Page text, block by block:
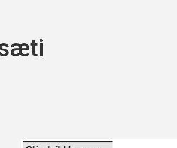
Þórs
Þórs